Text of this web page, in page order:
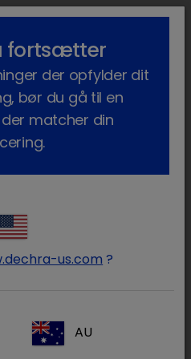
lock_outline search menu
Dechra konto
fortsætter
der opfylder dit
bør du gå til en
matcher din
us.com ?
AU